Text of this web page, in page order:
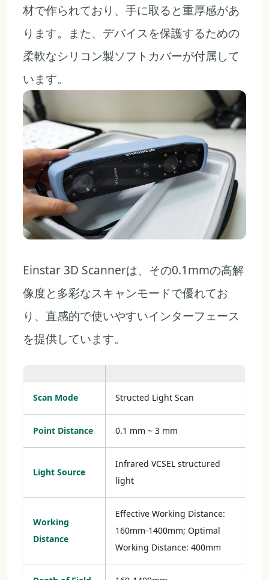
材で作られており、手に取ると重厚感があ
ります。また、デバイスを保護するための
柔軟なシリコン製ソフトカバーが付属して
います。
Einstar 3D Scannerは、その0.1mmの高解
像度と多彩なスキャンモードで優れてお
り、直感的で使いやすいインターフェース
を提供しています。
Scan Mode Structed Light Scan
Point Distance 0.1 mm ~ 3 mm
Light Source
Infrared VCSEL structured
light
Working
Distance
Effective Working Distance:
160mm-1400mm; Optimal
Working Distance: 400mm